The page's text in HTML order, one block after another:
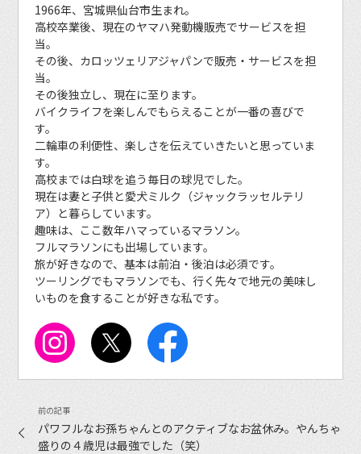
1966年、宮城県仙台市生まれ。
高校卒業後、現在のヤマハ発動機販売でサービスを担
当。
その後、カロッツェリアジャパンで販売・サービスを担
当。
その後独立し、現在に至ります。
バイクライフを楽しんでもらえることが一番の喜びで
す。
二輪車の利便性、楽しさを伝えていきたいと思っていま
す。
高校までは白球を追う毎日の球児でした。
現在は妻と子供と愛犬ミルク（ジャックラッセルテリ
ア）と暮らしています。
趣味は、ここ数年ハマっているマラソン。
フルマラソンにも出場しています。
旅が好きなので、基本は前泊・後泊は必須です。
ツーリングでもマラソンでも、行く先々で地元の美味し
いものを食することが好きな私です。
パワフルなお孫ちゃんとのアクティブなお盆休み。やんちゃ
盛りの４歳児は最強でした（笑）